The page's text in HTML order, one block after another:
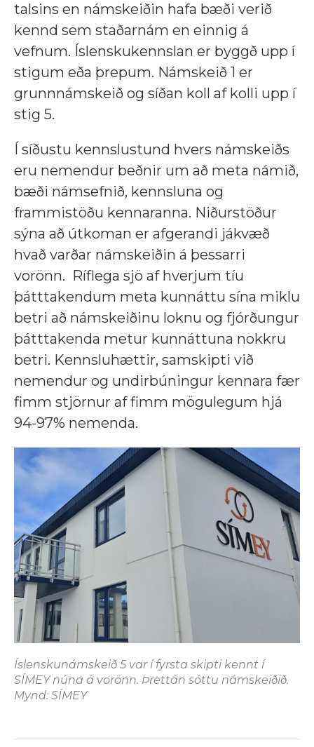
talsins en námskeiðin hafa bæði verið
kennd sem staðarnám en einnig á
vefnum. Íslenskukennslan er byggð upp í
stigum eða þrepum. Námskeið 1 er
grunnnámskeið og síðan koll af kolli upp í
stig 5.
Í síðustu kennslustund hvers námskeiðs
eru nemendur beðnir um að meta námið,
bæði námsefnið, kennsluna og
frammistöðu kennaranna. Niðurstöður
sýna að útkoman er afgerandi jákvæð
hvað varðar námskeiðin á þessarri
vorönn. Ríflega sjö af hverjum tíu
þátttakendum meta kunnáttu sína miklu
betri að námskeiðinu loknu og fjórðungur
þátttakenda metur kunnáttuna nokkru
betri. Kennsluhættir, samskipti við
nemendur og undirbúningur kennara fær
fimm stjörnur af fimm mögulegum hjá
94-97% nemenda.
Íslenskunámskeið 5 var í fyrsta skipti kennt í
SÍMEY núna á vorönn. Þrettán sóttu námskeiðið.
Mynd: SÍMEY